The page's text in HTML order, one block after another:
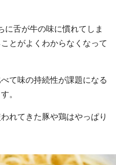
に舌が牛の味に慣れてしま
とがよくわからなくなって
て味の持続性が課題になる
。
れてきた豚や鶏はやっぱり